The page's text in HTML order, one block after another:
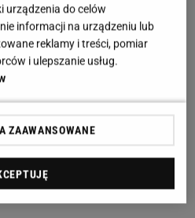
urządzenia do celów
informacji na urządzeniu lub
reklamy i treści, pomiar
i ulepszanie usług.
ZAAWANSOWANE